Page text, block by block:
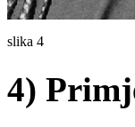
slika 4
4)